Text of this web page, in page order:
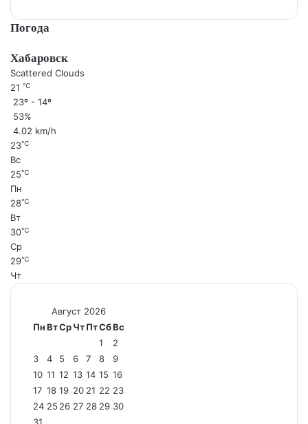
Погода
Хабаровск
Scattered Clouds
21 ℃
23º - 14º
53%
4.02 km/h
23℃
Вс
25℃
Пн
28℃
Вт
30℃
Ср
29℃
Чт
Август 2026
ПнВтСрЧтПтСбВс
1
2
3
4 5 6 7 8
9
10 11 12 13 14 15 16
17 18 19 20 21 22 23
24 25 26 27 28 29 30